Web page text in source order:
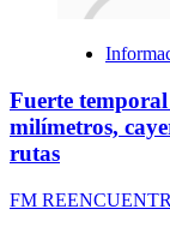
Fuerte
milímetros,
rutas
FM